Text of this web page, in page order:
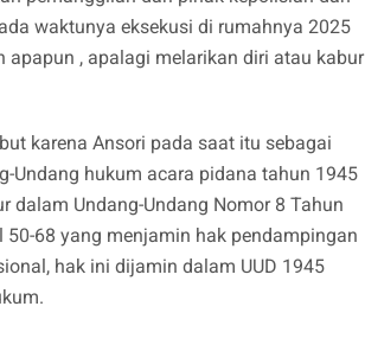
waktunya eksekusi di rumahnya 2025
, apalagi melarikan diri atau kabur
karena Ansori pada saat itu sebagai
Undang hukum acara pidana tahun 1945
dalam Undang-Undang Nomor 8 Tahun
50-68 yang menjamin hak pendampingan
hak ini dijamin dalam UUD 1945